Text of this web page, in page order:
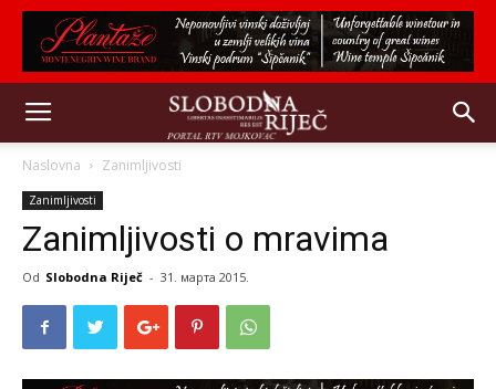
Naslovna Zanimljivosti
Zanimljivosti
Zanimljivosti o mravima
Od Slobodna Riječ - 31. марта 2015.